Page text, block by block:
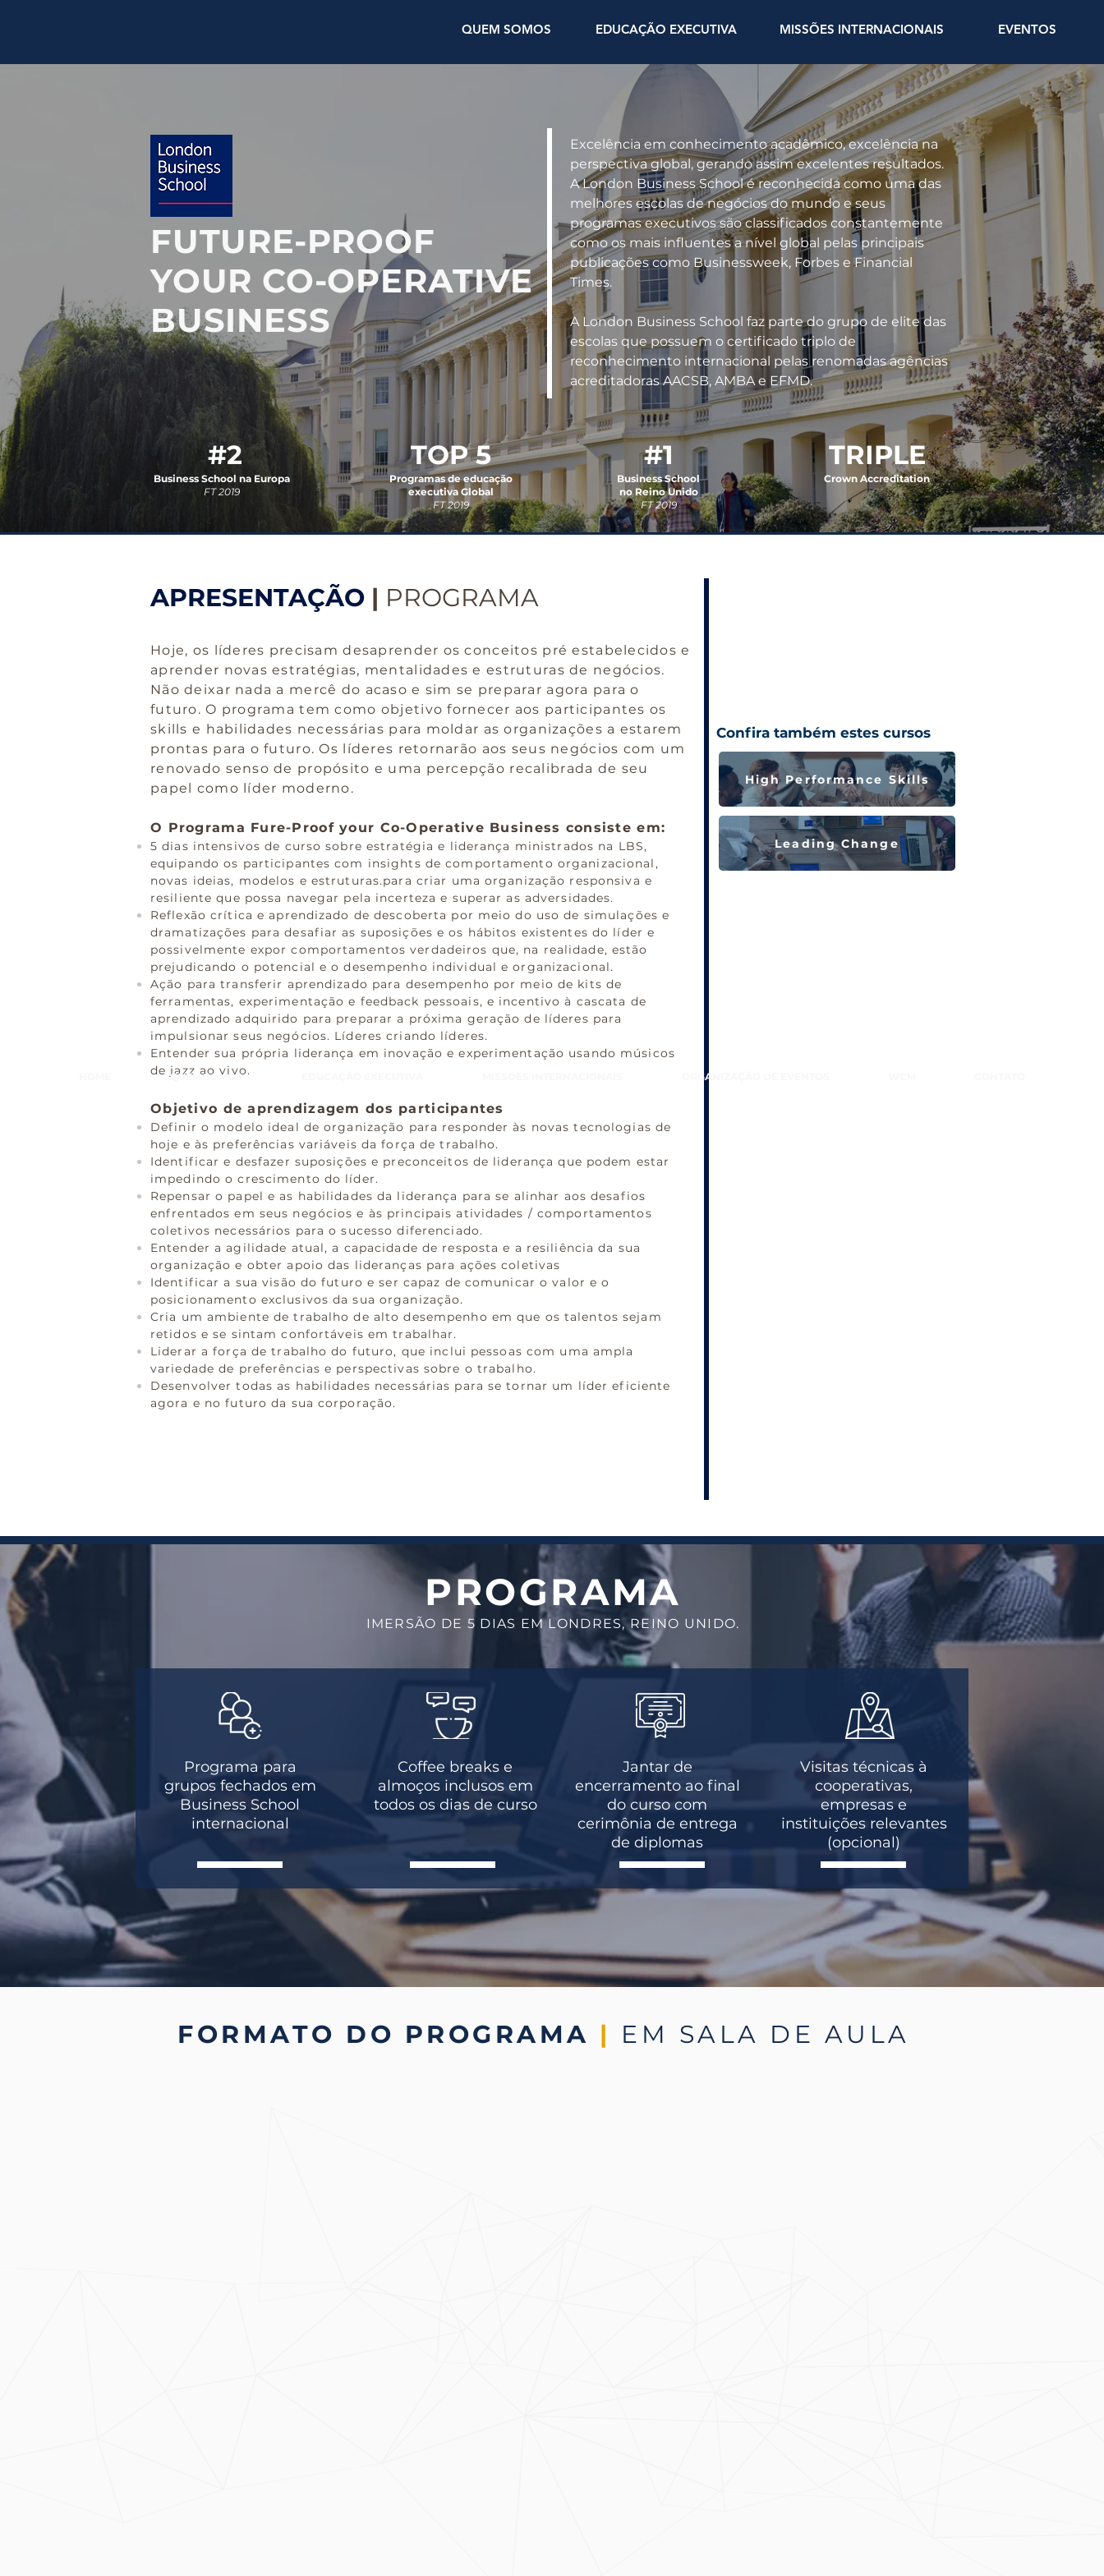
QUEM SOMOS ORGANIZAÇÃO DE EVENTOS
QUEM SOMOS EDUCAÇÃO EXECUTIVA MISSÕES INTERNACIONAIS EVENTOS
FUTURE-PROOF
YOUR CO-OPERATIVE
BUSINESS
Excelência em conhecimento acadêmico, excelência na
perspectiva global, gerando assim excelentes resultados.
A London Business School é reconhecida como uma das
melhores escolas de negócios do mundo e seus
programas executivos são classificados constantemente
como os mais influentes a nível global pelas principais
publicações como Businessweek, Forbes e Financial
Times.
A London Business School faz parte do grupo de elite das
escolas que possuem o certificado triplo de
reconhecimento internacional pelas renomadas agências
acreditadoras AACSB, AMBA e EFMD.
#2
Business School na Europa
FT 2019
TOP 5
Programas de educação
executiva Global
FT 2019
#1
Business School
no Reino Unido
FT 2019
TRIPLE
Crown Accreditation
PROGRAMA
IMERSÃO DE 5 DIAS EM LONDRES, REINO UNIDO.
Programa para
grupos fechados em
Business School
internacional
Coffee breaks e
almoços inclusos em
todos os dias de curso
Jantar de
encerramento ao final
do curso com
cerimônia de entrega
de diplomas
Visitas técnicas à
cooperativas,
empresas e
instituições relevantes
(opcional)
APRESENTAÇÃO | PROGRAMA
Hoje, os líderes precisam desaprender os conceitos pré estabelecidos e
aprender novas estratégias, mentalidades e estruturas de negócios.
Não deixar nada a mercê do acaso e sim se preparar agora para o
futuro. O programa tem como objetivo fornecer aos participantes os
skills e habilidades necessárias para moldar as organizações a estarem
prontas para o futuro. Os líderes retornarão aos seus negócios com um
renovado senso de propósito e uma percepção recalibrada de seu
papel como líder moderno.
O Programa Fure-Proof your Co-Operative Business consiste em:
5 dias intensivos de curso sobre estratégia e liderança ministrados na LBS,
equipando os participantes com insights de comportamento organizacional,
novas ideias, modelos e estruturas.para criar uma organização responsiva e
resiliente que possa navegar pela incerteza e superar as adversidades.
Reflexão crítica e aprendizado de descoberta por meio do uso de simulações e
dramatizações para desafiar as suposições e os hábitos existentes do líder e
possivelmente expor comportamentos verdadeiros que, na realidade, estão
prejudicando o potencial e o desempenho individual e organizacional.
Ação para transferir aprendizado para desempenho por meio de kits de
ferramentas, experimentação e feedback pessoais, e incentivo à cascata de
aprendizado adquirido para preparar a próxima geração de líderes para
impulsionar seus negócios. Líderes criando líderes.
Entender sua própria liderança em inovação e experimentação usando músicos
de jazz ao vivo.
Objetivo de aprendizagem dos participantes
Definir o modelo ideal de organização para responder às novas tecnologias de
hoje e às preferências variáveis da força de trabalho.
Identificar e desfazer suposições e preconceitos de liderança que podem estar
impedindo o crescimento do líder.
Repensar o papel e as habilidades da liderança para se alinhar aos desafios
enfrentados em seus negócios e às principais atividades / comportamentos
coletivos necessários para o sucesso diferenciado.
Entender a agilidade atual, a capacidade de resposta e a resiliência da sua
organização e obter apoio das lideranças para ações coletivas
Identificar a sua visão do futuro e ser capaz de comunicar o valor e o
posicionamento exclusivos da sua organização.
Cria um ambiente de trabalho de alto desempenho em que os talentos sejam
retidos e se sintam confortáveis em trabalhar.
Liderar a força de trabalho do futuro, que inclui pessoas com uma ampla
variedade de preferências e perspectivas sobre o trabalho.
Desenvolver todas as habilidades necessárias para se tornar um líder eficiente
agora e no futuro da sua corporação.
Confira também estes cursos
High Performance Skills
Leading Change
FORMATO DO PROGRAMA | EM SALA DE AULA